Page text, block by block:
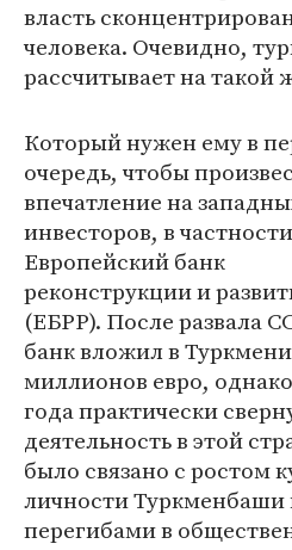
власть
человека. Очевидно,
рассчитывает на такой
Который нужен ему в
очередь, чтобы
впечатление на
инвесторов, в
Европейский банк
реконструкции и
(ЕБРР). После развала
банк вложил в
миллионов евро, однако
года практически
деятельность в этой
было связано с ростом
личности
перегибами в